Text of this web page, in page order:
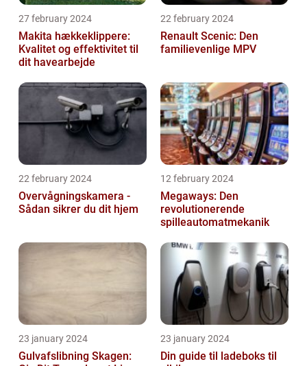
27 february 2024
Makita hækkeklippere:
Kvalitet og effektivitet til
dit havearbejde
22 february 2024
Renault Scenic: Den
familievenlige MPV
22 february 2024
Overvågningskamera -
Sådan sikrer du dit hjem
12 february 2024
Megaways: Den
revolutionerende
spilleautomatmekanik
23 january 2024
Gulvafslibning Skagen:
23 january 2024
Din guide til ladeboks til